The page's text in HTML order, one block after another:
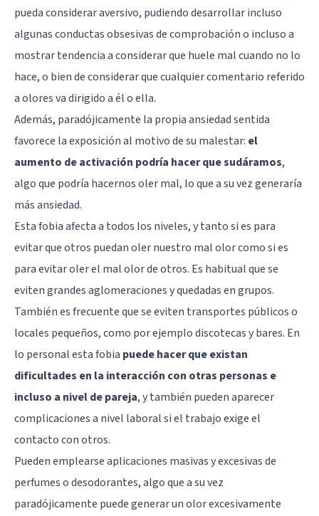
pueda considerar aversivo, pudiendo desarrollar incluso
algunas conductas obsesivas de comprobación o incluso a
mostrar tendencia a considerar que huele mal cuando no lo
hace, o bien de considerar que cualquier comentario referido
a olores va dirigido a él o ella.
Además, paradójicamente la propia ansiedad sentida
favorece la exposición al motivo de su malestar: el
aumento de activación podría hacer que sudáramos,
algo que podría hacernos oler mal, lo que a su vez generaría
más ansiedad.
Esta fobia afecta a todos los niveles, y tanto si es para
evitar que otros puedan oler nuestro mal olor como si es
para evitar oler el mal olor de otros. Es habitual que se
eviten grandes aglomeraciones y quedadas en grupos.
También es frecuente que se eviten transportes públicos o
locales pequeños, como por ejemplo discotecas y bares. En
lo personal esta fobia puede hacer que existan
dificultades en la interacción con otras personas e
incluso a nivel de pareja, y también pueden aparecer
complicaciones a nivel laboral si el trabajo exige el
contacto con otros.
Pueden emplearse aplicaciones masivas y excesivas de
perfumes o desodorantes, algo que a su vez
paradójicamente puede generar un olor excesivamente